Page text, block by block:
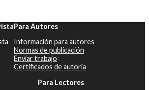
Para Autores
Información para autores
Normas de publicación
Enviar trabajo
Certificados de autoría
Para Lectores